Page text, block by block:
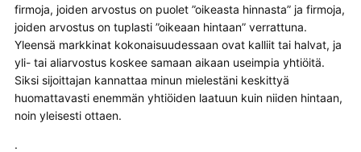
firmoja, joiden arvostus on puolet ”oikeasta hinnasta” ja firmoja,
joiden arvostus on tuplasti ”oikeaan hintaan” verrattuna.
Yleensä markkinat kokonaisuudessaan ovat kalliit tai halvat, ja
yli- tai aliarvostus koskee samaan aikaan useimpia yhtiöitä.
Siksi sijoittajan kannattaa minun mielestäni keskittyä
huomattavasti enemmän yhtiöiden laatuun kuin niiden hintaan,
noin yleisesti ottaen.
.